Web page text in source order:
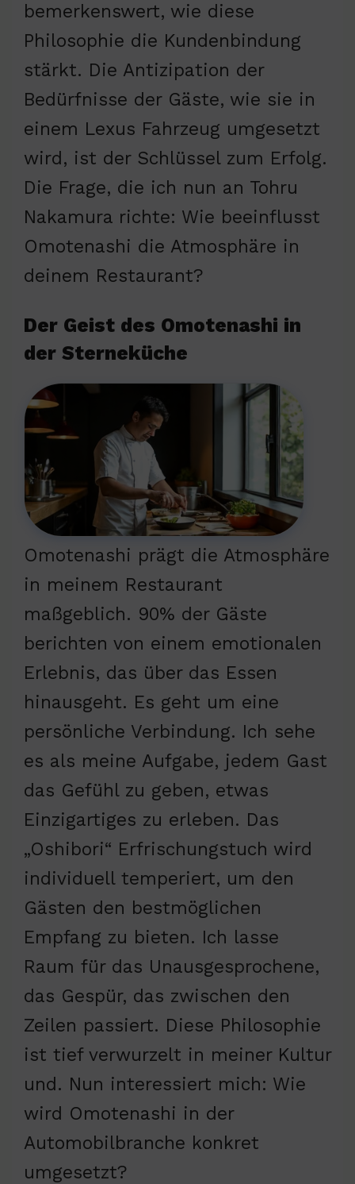
bemerkenswert, wie diese
Philosophie die Kundenbindung
stärkt. Die Antizipation der
Bedürfnisse der Gäste, wie sie in
einem Lexus Fahrzeug umgesetzt
wird, ist der Schlüssel zum Erfolg.
Die Frage, die ich nun an Tohru
Nakamura richte: Wie beeinflusst
Omotenashi die Atmosphäre in
deinem Restaurant?
Der Geist des Omotenashi in
der Sterneküche
Omotenashi prägt die Atmosphäre
in meinem Restaurant
maßgeblich. 90% der Gäste
berichten von einem emotionalen
Erlebnis, das über das Essen
hinausgeht. Es geht um eine
persönliche Verbindung. Ich sehe
es als meine Aufgabe, jedem Gast
das Gefühl zu geben, etwas
Einzigartiges zu erleben. Das
„Oshibori“ Erfrischungstuch wird
individuell temperiert, um den
Gästen den bestmöglichen
Empfang zu bieten. Ich lasse
Raum für das Unausgesprochene,
das Gespür, das zwischen den
Zeilen passiert. Diese Philosophie
ist tief verwurzelt in meiner Kultur
und. Nun interessiert mich: Wie
wird Omotenashi in der
Automobilbranche konkret
umgesetzt?